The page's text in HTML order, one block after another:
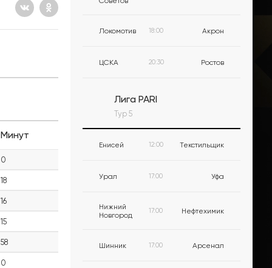
Минут
0
18
16
15
58
0
Локомотив 18:00 Акрон
ЦСКА 20:30 Ростов
Лига PARI
Тур 5
Енисей 12:00 Текстильщик
Урал 17:00 Уфа
Нижний
Новгород
17:00 Нефтехимик
Шинник 17:00 Арсенал